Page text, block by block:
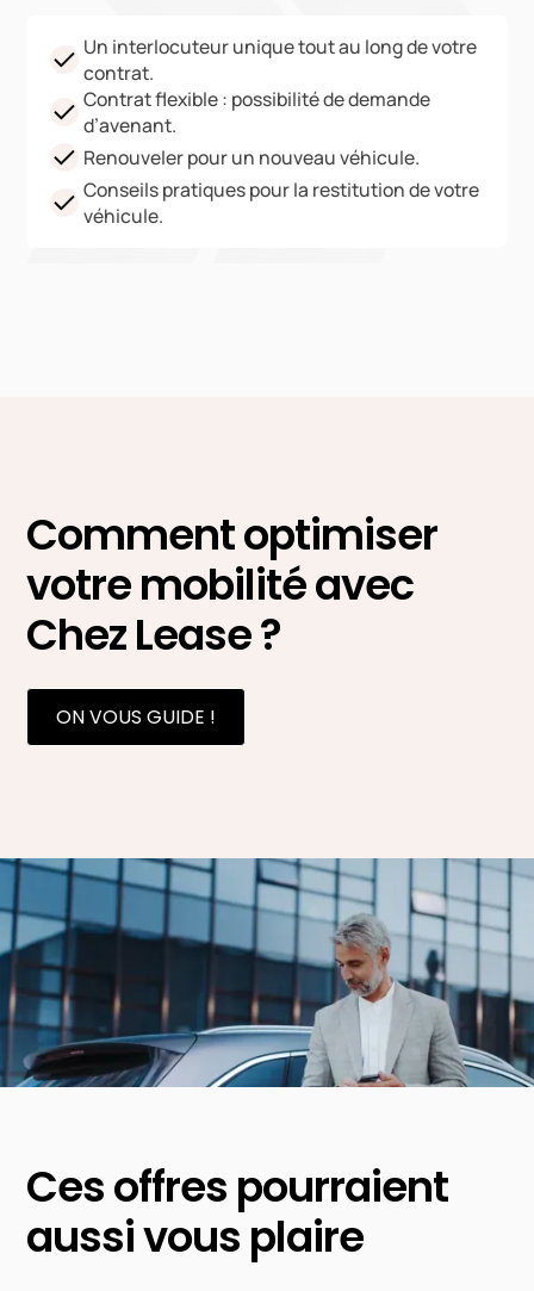
Un interlocuteur unique tout au long de votre
contrat.
Contrat flexible : possibilité de demande
d’avenant.
Renouveler pour un nouveau véhicule.
Conseils pratiques pour la restitution de votre
véhicule.
Comment optimiser
votre mobilité avec
Chez Lease ?
ON VOUS GUIDE !
Ces offres pourraient
aussi vous plaire